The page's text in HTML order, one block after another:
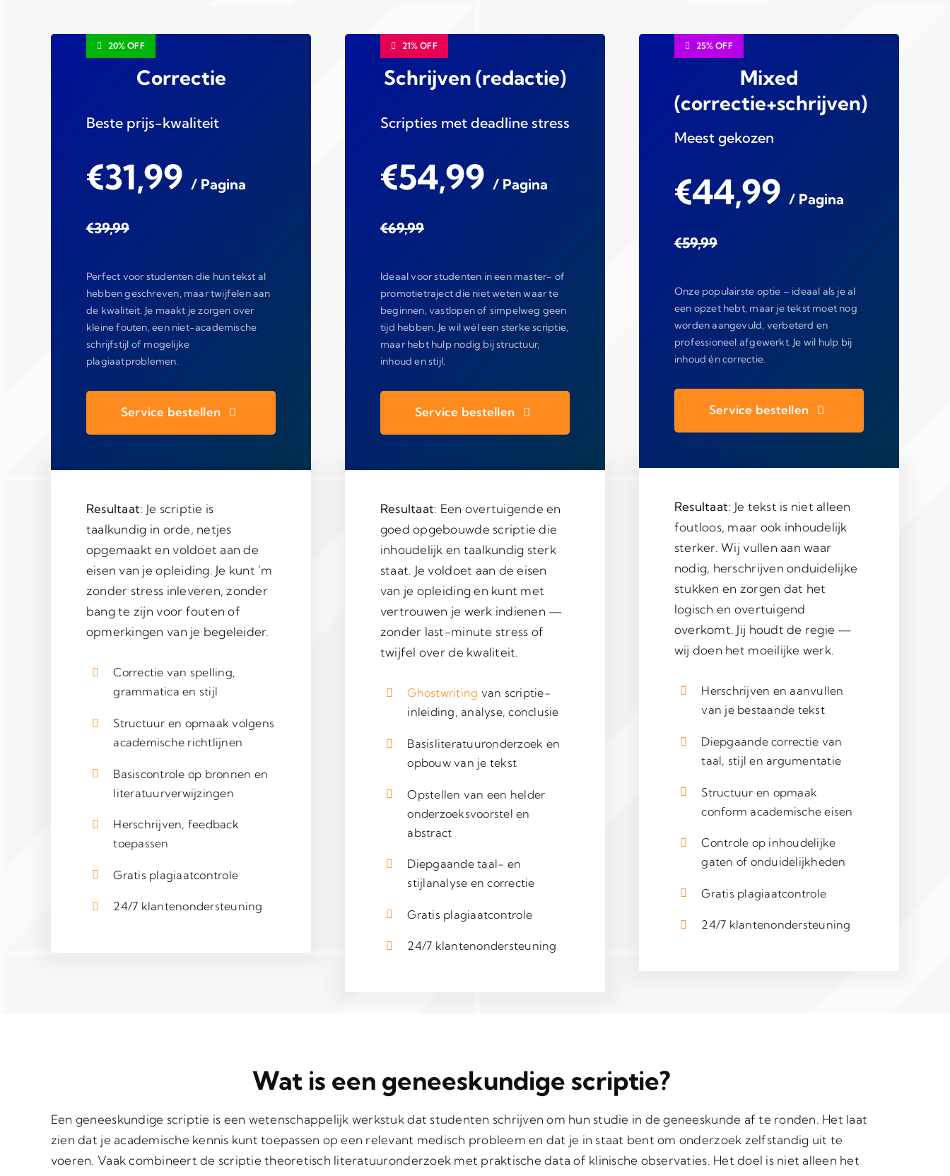
20% OFF
Correctie
Beste prijs-kwaliteit
€31,99 / Pagina
€39,99
Perfect voor studenten die hun tekst al
hebben geschreven, maar twijfelen aan
de kwaliteit. Je maakt je zorgen over
kleine fouten, een niet-academische
schrijfstijl of mogelijke
plagiaatproblemen.
Service bestellen
Resultaat: Je scriptie is
taalkundig in orde, netjes
opgemaakt en voldoet aan de
eisen van je opleiding. Je kunt ’m
zonder stress inleveren, zonder
bang te zijn voor fouten of
opmerkingen van je begeleider.
Correctie van spelling,
grammatica en stijl
Structuur en opmaak volgens
academische richtlijnen
Basiscontrole op bronnen en
literatuurverwijzingen
Herschrijven, feedback
toepassen
Gratis plagiaatcontrole
24/7 klantenondersteuning
21% OFF
Schrijven (redactie)
Scripties met deadline stress
€54,99 / Pagina
€69,99
Ideaal voor studenten in een master- of
promotietraject die niet weten waar te
beginnen, vastlopen of simpelweg geen
tijd hebben. Je wil wél een sterke scriptie,
maar hebt hulp nodig bij structuur,
inhoud en stijl.
Service bestellen
Resultaat: Een overtuigende en
goed opgebouwde scriptie die
inhoudelijk en taalkundig sterk
staat. Je voldoet aan de eisen
van je opleiding en kunt met
vertrouwen je werk indienen —
zonder last-minute stress of
twijfel over de kwaliteit.
Ghostwriting van scriptie-
inleiding, analyse, conclusie
Basisliteratuuronderzoek en
opbouw van je tekst
Opstellen van een helder
onderzoeksvoorstel en
abstract
Diepgaande taal- en
stijlanalyse en correctie
Gratis plagiaatcontrole
24/7 klantenondersteuning
25% OFF
Mixed
(correctie+schrijven)
Meest gekozen
€44,99 / Pagina
€59,99
Onze populairste optie – ideaal als je al
een opzet hebt, maar je tekst moet nog
worden aangevuld, verbeterd en
professioneel afgewerkt. Je wil hulp bij
inhoud én correctie.
Service bestellen
Resultaat: Je tekst is niet alleen
foutloos, maar ook inhoudelijk
sterker. Wij vullen aan waar
nodig, herschrijven onduidelijke
stukken en zorgen dat het
logisch en overtuigend
overkomt. Jij houdt de regie —
wij doen het moeilijke werk.
Herschrijven en aanvullen
van je bestaande tekst
Diepgaande correctie van
taal, stijl en argumentatie
Structuur en opmaak
conform academische eisen
Controle op inhoudelijke
gaten of onduidelijkheden
Gratis plagiaatcontrole
24/7 klantenondersteuning
Wat is een geneeskundige scriptie?
Een geneeskundige scriptie is een wetenschappelijk werkstuk dat studenten schrijven om hun studie in de geneeskunde af te ronden. Het laat
zien dat je academische kennis kunt toepassen op een relevant medisch probleem en dat je in staat bent om onderzoek zelfstandig uit te
voeren. Vaak combineert de scriptie theoretisch literatuuronderzoek met praktische data of klinische observaties. Het doel is niet alleen het